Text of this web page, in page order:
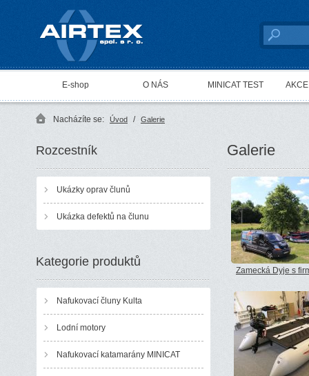
AIRTEX spol. s r. o.
E-shop O NÁS MINICAT TEST
Nacházíte se: Úvod / Galerie
Rozcestník
Ukázky oprav člunů
Ukázka defektů na člunu
Kategorie produktů
Nafukovací čluny Kulta
Lodní motory
Nafukovací katamarány MINICAT
Galerie
Zamecká Dyje s